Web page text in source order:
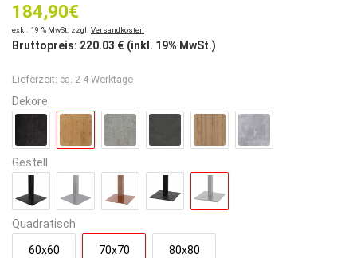
Preis
war:
332,90€
184,90€
Aktueller
Preis
ist:
184,90€.
exkl. 19 % MwSt. zzgl. Versandkosten
Bruttopreis: 220.03 € (inkl. 19% MwSt.)
Lieferzeit: ca. 2-4 Werktage
Dekore
Gestell
Quadratisch
60x60 70x70 80x80